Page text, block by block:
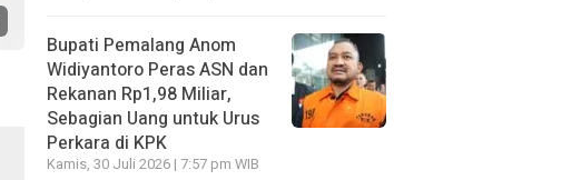
Bupati Pemalang Anom
Widiyantoro Peras ASN dan
Rekanan Rp1,98 Miliar,
Sebagian Uang untuk Urus
Perkara di KPK
Kamis, 30 Juli 2026 | 7:57 pm WIB